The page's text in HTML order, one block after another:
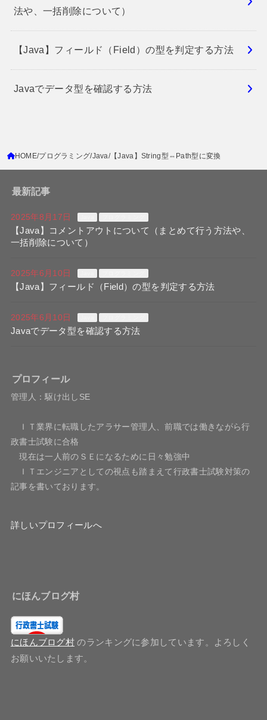
法や、一括削除について）
【Java】フィールド（Field）の型を判定する方法
Javaでデータ型を確認する方法
HOME プログラミング Java 【Java】String型⇔Path型に変換
最新記事
2025年8月17日
【Java】コメントアウトについて（まとめて行う方法や、
一括削除について）
2025年6月10日
【Java】フィールド（Field）の型を判定する方法
2025年6月10日
Javaでデータ型を確認する方法
プロフィール
管理人：駆け出しSE
ＩＴ業界に転職したアラサー管理人、前職では働きながら行
政書士試験に合格
現在は一人前のＳＥになるために日々勉強中
ＩＴエンジニアとしての視点も踏まえて行政書士試験対策の
記事を書いております。
詳しいプロフィールへ
にほんブログ村
にほんブログ村 のランキングに参加しています。よろしく
お願いいたします。